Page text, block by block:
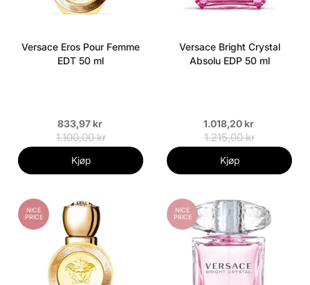
Versace Eros Pour Femme
EDT 50 ml
833,97 kr
1.100,00 kr
Kjøp
Versace Bright Crystal
Absolu EDP 50 ml
1.018,20 kr
1.215,00 kr
Kjøp
NICE
PRICE
NICE
PRICE